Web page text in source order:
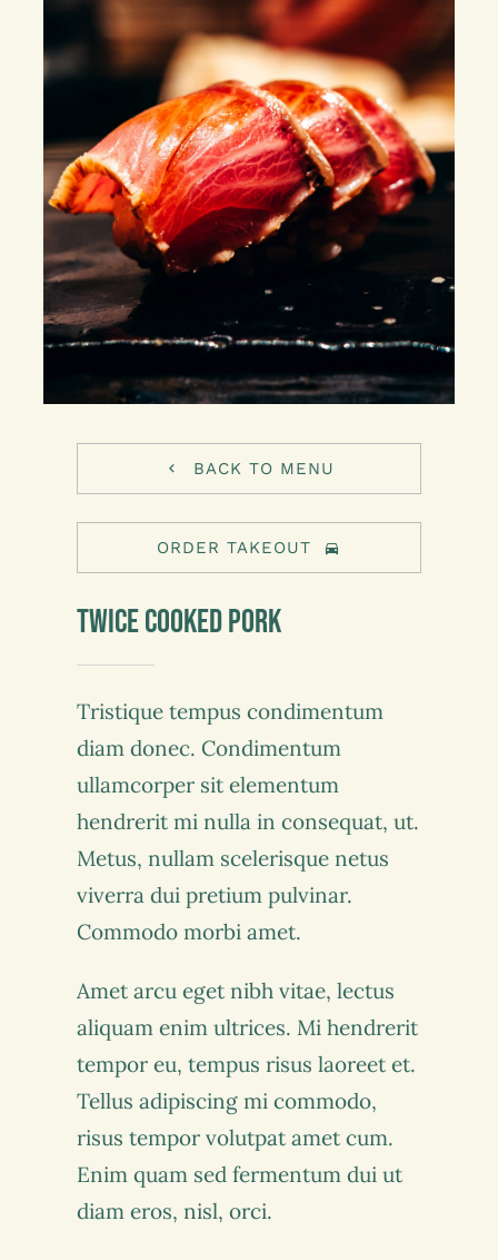
BACK TO MENU
ORDER TAKEOUT
Twice Cooked Pork
Tristique tempus condimentum
diam donec. Condimentum
ullamcorper sit elementum
hendrerit mi nulla in consequat, ut.
Metus, nullam scelerisque netus
viverra dui pretium pulvinar.
Commodo morbi amet.
Amet arcu eget nibh vitae, lectus
aliquam enim ultrices. Mi hendrerit
tempor eu, tempus risus laoreet et.
Tellus adipiscing mi commodo,
risus tempor volutpat amet cum.
Enim quam sed fermentum dui ut
diam eros, nisl, orci.